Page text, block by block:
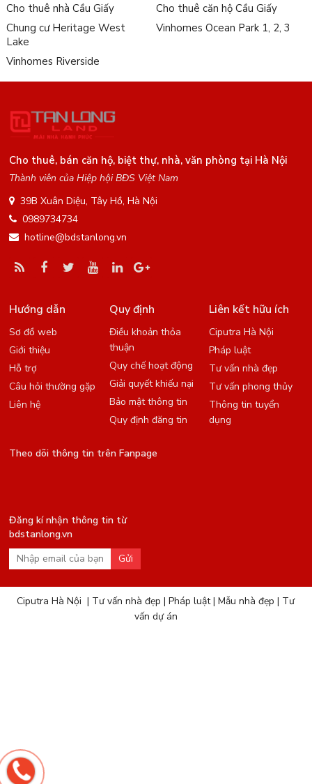
Cho thuê nhà Cầu Giấy
Cho thuê căn hộ Cầu Giấy
Chung cư Heritage West
Lake
Vinhomes Ocean Park 1, 2, 3
Vinhomes Riverside
Cho thuê, bán căn hộ, biệt thự, nhà, văn phòng tại Hà Nội
Thành viên của Hiệp hội BĐS Việt Nam
39B Xuân Diệu, Tây Hồ, Hà Nội
0989734734
hotline@bdstanlong.vn
Hướng dẫn
Sơ đồ web
Giới thiệu
Hỗ trợ
Câu hỏi thường gặp
Liên hệ
Quy định
Điều khoản thỏa
thuận
Quy chế hoạt động
Giải quyết khiếu nại
Bảo mật thông tin
Quy định đăng tin
Liên kết hữu ích
Ciputra Hà Nội
Pháp luật
Tư vấn nhà đẹp
Tư vấn phong thủy
Thông tin tuyển
dụng
Theo dõi thông tin trên Fanpage
Đăng kí nhận thông tin từ
bdstanlong.vn
Gửi
Ciputra Hà Nội | Tư vấn nhà đẹp |Pháp luật|Mẫu nhà đẹp | Tư
vấn dự án